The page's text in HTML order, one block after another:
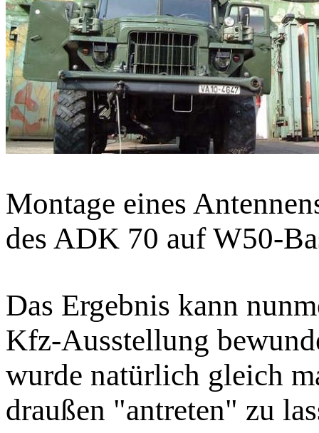
Montage eines
des ADK 70 auf W50-
Das Ergebnis kann
Kfz-Ausstellung
wurde natürlich gleich
draußen "antreten" zu